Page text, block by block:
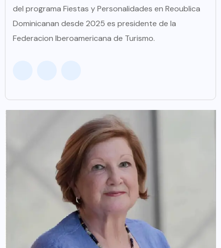
del programa Fiestas y Personalidades en Reoublica
Dominicanan desde 2025 es presidente de la
Federacion Iberoamericana de Turismo.